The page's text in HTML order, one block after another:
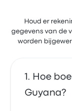
Houd er
gegevens van de
worden
Hoe
Guyana?